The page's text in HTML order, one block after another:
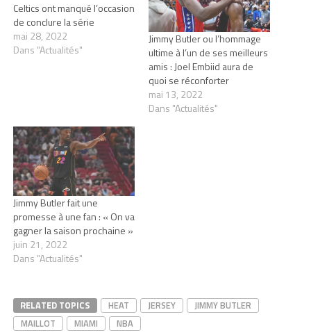
Celtics ont manqué l’occasion
de conclure la série
mai 28, 2022
Dans "Actualités"
Jimmy Butler ou l’hommage
ultime à l’un de ses meilleurs
amis : Joel Embiid aura de
quoi se réconforter
mai 13, 2022
Dans "Actualités"
Jimmy Butler fait une
promesse à une fan : « On va
gagner la saison prochaine »
juin 21, 2022
Dans "Actualités"
RELATED TOPICS HEAT JERSEY
JIMMY BUTLER
MAILLOT
MIAMI NBA